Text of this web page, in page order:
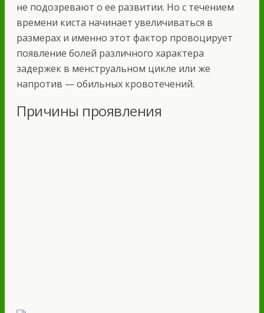
не подозревают о ее развитии. Но с течением
времени киста начинает увеличиваться в
размерах и именно этот фактор провоцирует
появление болей различного характера
задержек в менструальном цикле или же
напротив — обильных кровотечений.
Причины проявления